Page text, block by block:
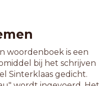
woordenboek is een
bij het schrijven
Sinterklaas gedicht.